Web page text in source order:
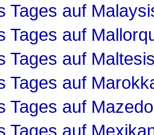
Tages auf
Tages auf
Tages auf
Tages auf
Tages auf
Tages auf